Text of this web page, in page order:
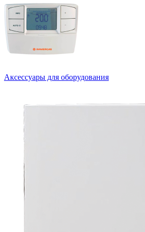
Аксессуары для оборудования